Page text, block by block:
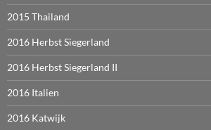
2015 Thailand
2016 Herbst Siegerland
2016 Herbst Siegerland II
2016 Italien
2016 Katwijk